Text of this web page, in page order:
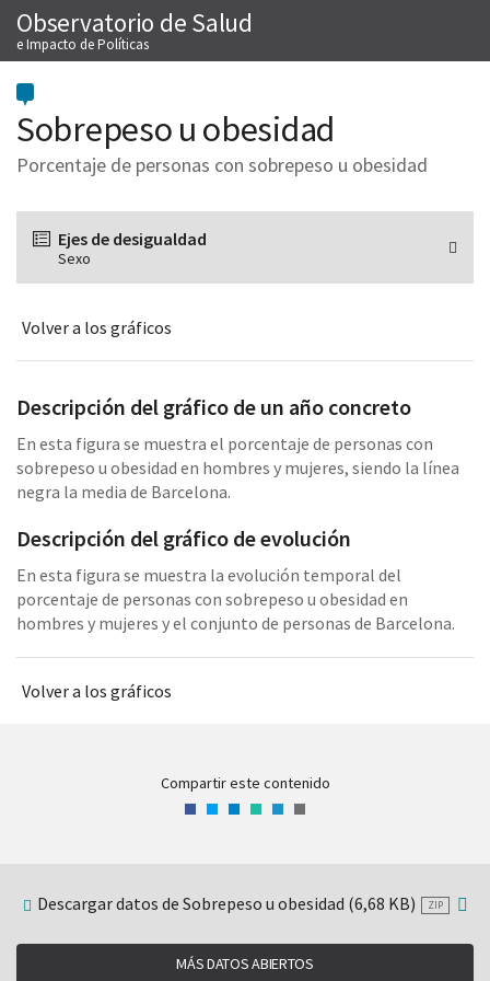
Saltar
al
contenido
Observatorio de Salud
e Impacto de Políticas
Sobrepeso u obesidad
Porcentaje de personas con sobrepeso u obesidad
Ejes de desigualdad
Sexo
Volver a los gráficos
Descripción del gráfico de un año concreto
En esta figura se muestra el porcentaje de personas con
sobrepeso u obesidad en hombres y mujeres, siendo la línea
negra la media de Barcelona.
Descripción del gráfico de evolución
En esta figura se muestra la evolución temporal del
porcentaje de personas con sobrepeso u obesidad en
hombres y mujeres y el conjunto de personas de Barcelona.
Volver a los gráficos
Compartir este contenido
Facebook
Twitter
LinkedIn
WhatsApp
Telegram
Correo
Descargar datos de Sobrepeso u obesidad (6,68 KB) ZIP
MÁS DATOS ABIERTOS